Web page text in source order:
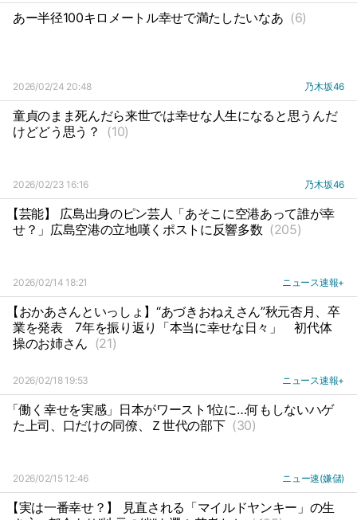
あー半径100キロメートル幸せで満たしたいなあ (6)
2026/02/24 20:48 乃木坂46
童貞のまま死んだら来世では幸せな人生になると思うんだ
けどどう思う？
(10)
2026/02/23 16:16 乃木坂46
【芸能】 広島出身のピン芸人「あそこに空港あって誰が幸
せ？」広島空港の立地嘆くポストに反響多数 (205)
2026/02/14 18:21 ニュース速報+
【おかあさんといっしょ】“あづきおねえさん”秋元杏月、卒
業を発表
7年を振り返り「本当に幸せな日々」
初代体
操のお姉さん (21)
2026/02/18 19:53 ニュース速報+
「働く幸せを実感」日本がワースト1位に…何もしないハゲ
た上司、口だけの同僚、Ｚ世代の部下 (30)
2026/02/15 12:46 ニュー速(嫌儲)
【実は一番幸せ？】 見直される「マイルドヤンキー」の生